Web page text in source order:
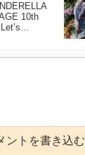
10th
ントを書き込む